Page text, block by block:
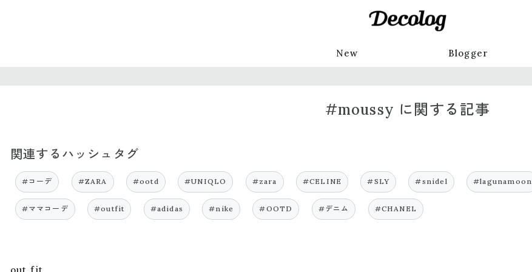
New Blogger
#moussy に関する記事
関連するハッシュタグ
#コーデ #ZARA #ootd #UNIQLO #zara #CELINE #SLY #snidel #lagunamoon
#ママコーデ #outfit #adidas #nike #OOTD #デニム #CHANEL